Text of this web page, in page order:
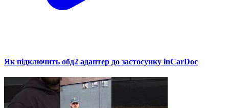
Як підключить обд2 адаптер до застосунку inCarDoc